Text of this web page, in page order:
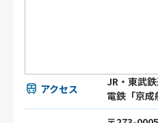
アクセス
JR・東武
電鉄「京